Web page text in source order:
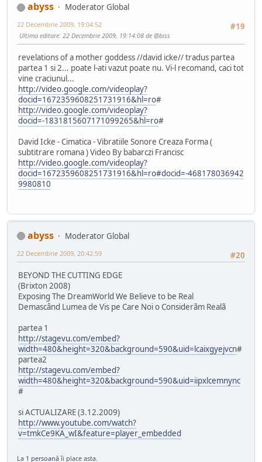
abyss
Moderator Global
#19
22 Decembrie 2009, 19:04:52
Ultima editare: 22 Decembrie 2009, 19:14:08 de @biss
revelations of a mother goddess //david icke// tradus partea
partea 1 si 2... poate l-ati vazut poate nu. Vi-l recomand, caci tot
vine craciunul...
http://video.google.com/videoplay?
docid=1672359608251731916&hl=ro#
http://video.google.com/videoplay?
docid=-1831815607171099265&hl=ro#
David Icke - Cimatica - Vibratiile Sonore Creaza Forma (
subtitrare romana ) Video By babarczi Francisc
http://video.google.com/videoplay?
docid=1672359608251731916&hl=ro#docid=-468178036942
9980810
abyss
Moderator Global
#20
22 Decembrie 2009, 20:42:59
BEYOND THE CUTTING EDGE
(Brixton 2008)
Exposing The DreamWorld We Believe to be Real
Demascând Lumea de Vis pe Care Noi o Considerãm Realã
partea 1
http://stagevu.com/embed?
width=480&height=320&background=590&uid=lcaixgyejvcn#
partea2
http://stagevu.com/embed?
width=480&height=320&background=590&uid=iipxlcemnync
#
si ACTUALIZARE (3.12.2009)
http://www.youtube.com/watch?
v=tmkCe9KA_wI&feature=player_embedded
La 1 persoanăîi place asta.